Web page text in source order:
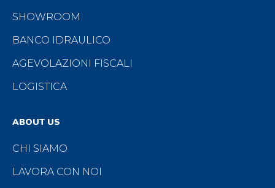
SHOWROOM
BANCO IDRAULICO
AGEVOLAZIONI FISCALI
LOGISTICA
ABOUT US
CHI SIAMO
LAVORA CON NOI